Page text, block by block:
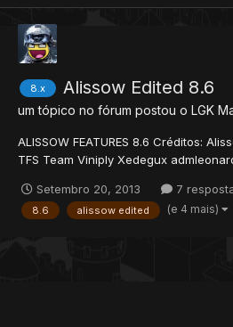
8.x Alissow Edited 8.6
um tópico no fórum postou o LGK
ALISSOW FEATURES 8.6 Créditos:
TFS Team Viniply Xedegux
-Demon Oak -Solar axe quest -HOTA -
Challenger Monstros: -Total monstros:...
Setembro 20, 2013 7
8.6 alissow edited (e 4 mais)